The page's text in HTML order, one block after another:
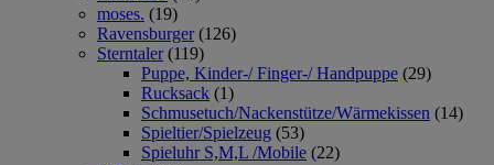
moses. (19)
Ravensburger (126)
Sterntaler (119)
Puppe, Kinder-/ Finger-/ Handpuppe (29)
Rucksack (1)
Schmusetuch/Nackenstütze/Wärmekissen (14)
Spieltier/Spielzeug (53)
Spieluhr S,M,L /Mobile (22)